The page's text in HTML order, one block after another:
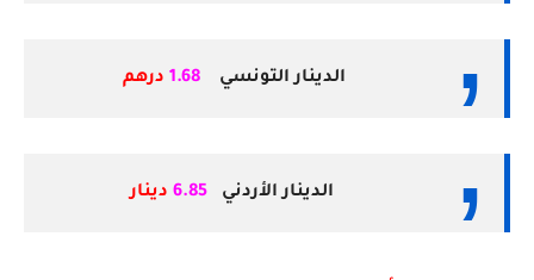
الدينار التونسي 1.68 درهم
الدينار الأردني 6.85 دينار